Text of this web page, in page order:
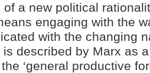
of a new political
engaging with the
with the changing
described by Marx as
‘general productive